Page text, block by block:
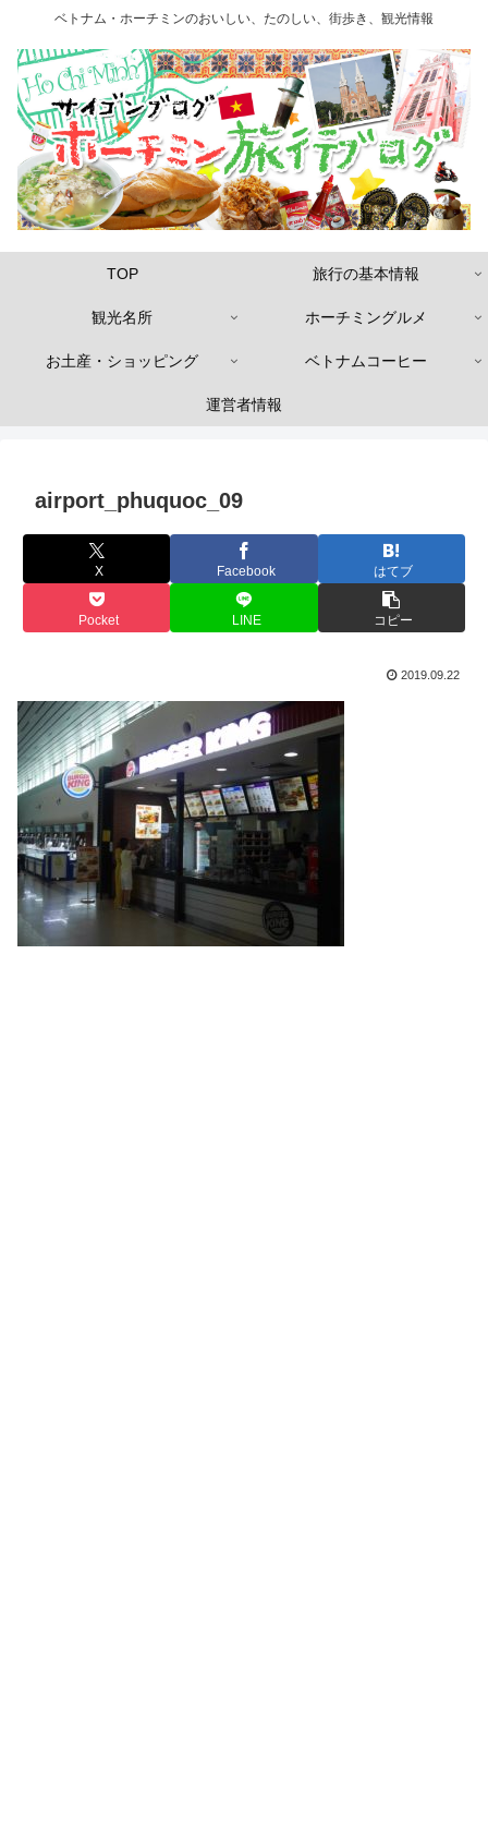
ベトナム・ホーチミンのおいしい、たのしい、街歩き、観光情報
TOP 旅行の基本情報
観光名所 ホーチミングルメ
お土産・ショッピング ベトナムコーヒー
運営者情報
airport_phuquoc_09
X Facebook はてブ
Pocket LINE コピー
2019.09.22